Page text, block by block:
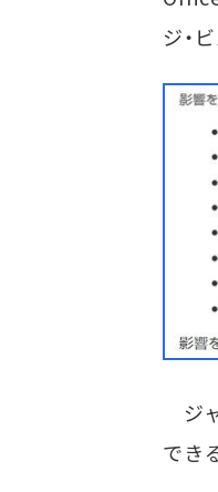
ジ・
ジ
でき